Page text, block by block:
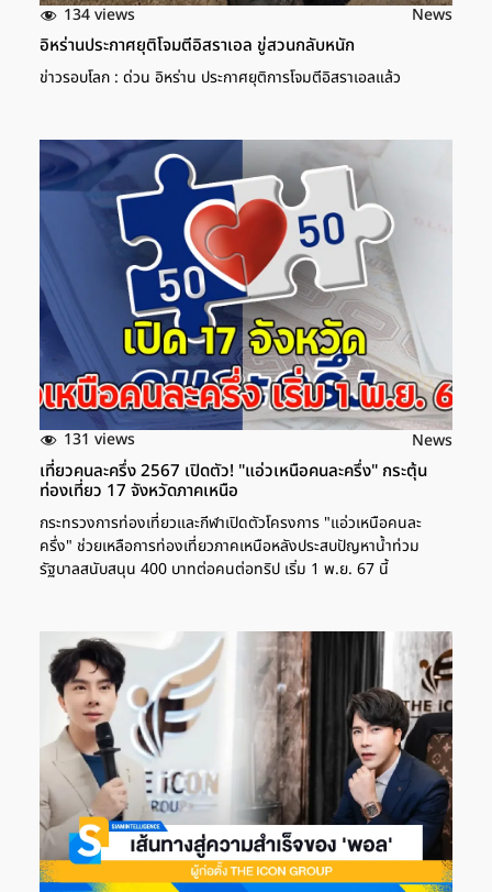
134 views News
อิหร่านประกาศยุติโจมตีอิสราเอล ขู่สวนกลับหนัก
ข่าวรอบโลก : ด่วน อิหร่าน ประกาศยุติการโจมตีอิสราเอลแล้ว
131 views News
เที่ยวคนละครึ่ง 2567 เปิดตัว! "แอ่วเหนือคนละครึ่ง" กระตุ้น
ท่องเที่ยว 17 จังหวัดภาคเหนือ
กระทรวงการท่องเที่ยวและกีฬาเปิดตัวโครงการ "แอ่วเหนือคนละ
ครึ่ง" ช่วยเหลือการท่องเที่ยวภาคเหนือหลังประสบปัญหาน้ำท่วม
รัฐบาลสนับสนุน 400 บาทต่อคนต่อทริป เริ่ม 1 พ.ย. 67 นี้